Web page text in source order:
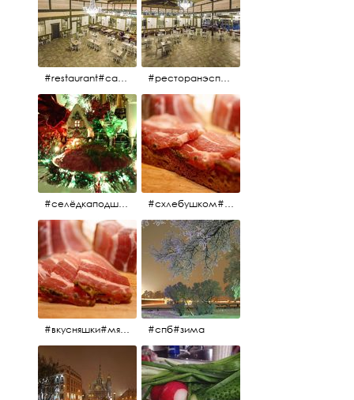
#restaurant#candidates #aspila #restaurantaspils ресторан#ресторанэспиля#эспланада#концертнаяэстрада #ресторанэспиля#restaurantaspils#aspila#candidates#эспланада#концертнаяэстрада
#селёдкаподшубой#основноеблюдо#новыйгод#шампанское#праздник #схлебушком#мясо
#вкусняшки#мясо #спб#зима